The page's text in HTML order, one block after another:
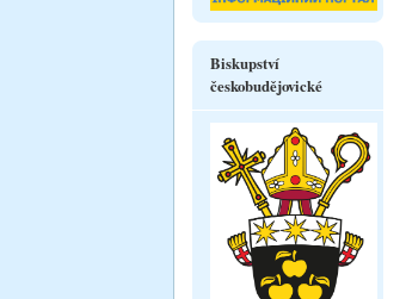
Biskupství
českobudějovické